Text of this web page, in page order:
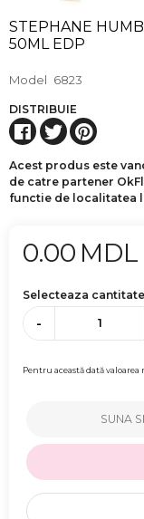
STEPHANE
50ML EDP
Model 6823
DISTRIBUIE
Acest produs este
de catre partener
functie de localitatea
0.00 MDL
Selecteaza
-
Pentru această dată
SUNA